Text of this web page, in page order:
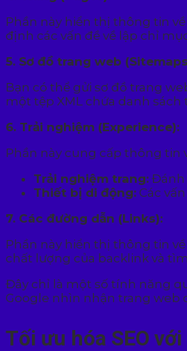
Phần này hiển thị thông tin
định các vấn đề về lập chỉ
5. Sơ đồ trang web
Bạn có thể gửi sơ đồ trang
một tệp XML chứa danh sách
6. Trải nghiệm (Experience):
Phần này cung cấp thông tin
Trải nghiệm trang: Đánh
Thiết bị di động: Các
7. Các đường dẫn (Links):
Phần này hiển thị thông tin
chất lượng của backlink và
Đây chỉ là một số tính năng
Google nhìn nhận trang web
Tối ưu hóa SEO